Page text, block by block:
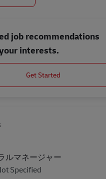
job recommendations
interests.
Get Started
ルマネージャー
Specified